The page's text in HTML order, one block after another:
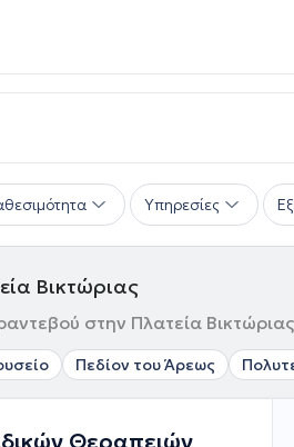
Υπηρεσίες
Βικτώριας
στην Πλατεία
Πεδίον του Άρεως